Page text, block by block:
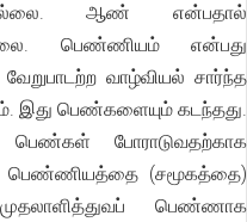
ஆண் என்பதால்
பெண்ணியம் என்பது
வாழ்வியல் சார்ந்த
இது பெண்களையும் கடந்தது.
பெண்கள் போராடுவதற்காக
பெண்ணியத்தை (சமூகத்தை)
பெண்ணாக